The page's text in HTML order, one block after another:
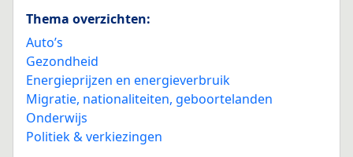
Thema overzichten:
Auto’s
Gezondheid
Energieprijzen en energieverbruik
Migratie, nationaliteiten, geboortelanden
Onderwijs
Politiek & verkiezingen